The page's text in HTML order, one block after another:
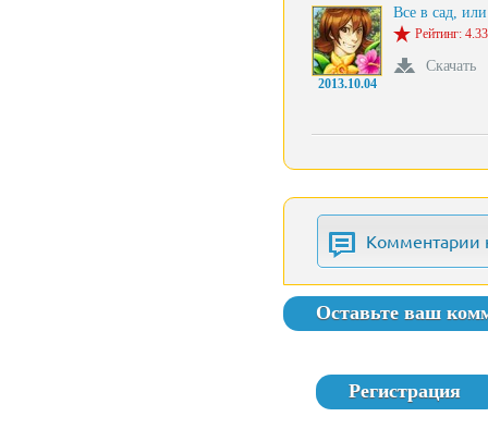
2013.10.04
Все в сад,
Рейтинг:
Скачать
Комментарии
Оставьте ваш
Регистрация